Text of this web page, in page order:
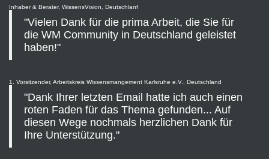
Inhaber & Berater, WissensVision, Deutschlanf
"Vielen Dank für die prima Arbeit, die Sie für
die WM Community in Deutschland geleistet
haben!"
1. Vorsitzender, Arbeitskreis Wissensmangement Karlsruhe e.V., Deutschland
"Dank Ihrer letzten Email hatte ich auch einen
roten Faden für das Thema gefunden... Auf
diesen Wege nochmals herzlichen Dank für
Ihre Unterstützung."